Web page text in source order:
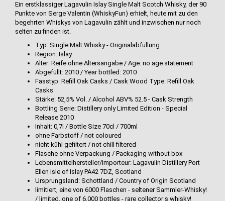
Ein erstklassiger Lagavulin Islay Single Malt Scotch Whisky, der 90
Punkte von Serge Valentin (WhiskyFun) erhielt, heute mit zu den
begehrten Whiskys von Lagavulin zählt und inzwischen nur noch
selten zu finden ist.
Typ: Single Malt Whisky - Originalabfüllung
Region: Islay
Alter: Reife ohne Altersangabe / Age: no age statement
Abgefüllt: 2010 / Year bottled: 2010
Fasstyp: Refill Oak Casks / Cask Wood Type: Refill Oak
Casks
Stärke: 52,5% Vol. / Alcohol ABV% 52.5 - Cask Strength
Bottling Serie: Distillery only Limited Edition - Special
Release 2010
Inhalt: 0,7l / Bottle Size 70cl / 700ml
ohne Farbstoff / not coloured
nicht kühl gefiltert / not chill filtered
Flasche ohne Verpackung / Packaging without box
Lebensmittelhersteller/Importeur: Lagavulin Distillery Port
Ellen Isle of Islay PA42 7DZ, Scotland
Ursprungsland: Schottland / Country of Origin Scotland
limitiert, eine von 6000 Flaschen - seltener Sammler-Whisky!
/ limited, one of 6.000 bottles - rare collector s whisky!